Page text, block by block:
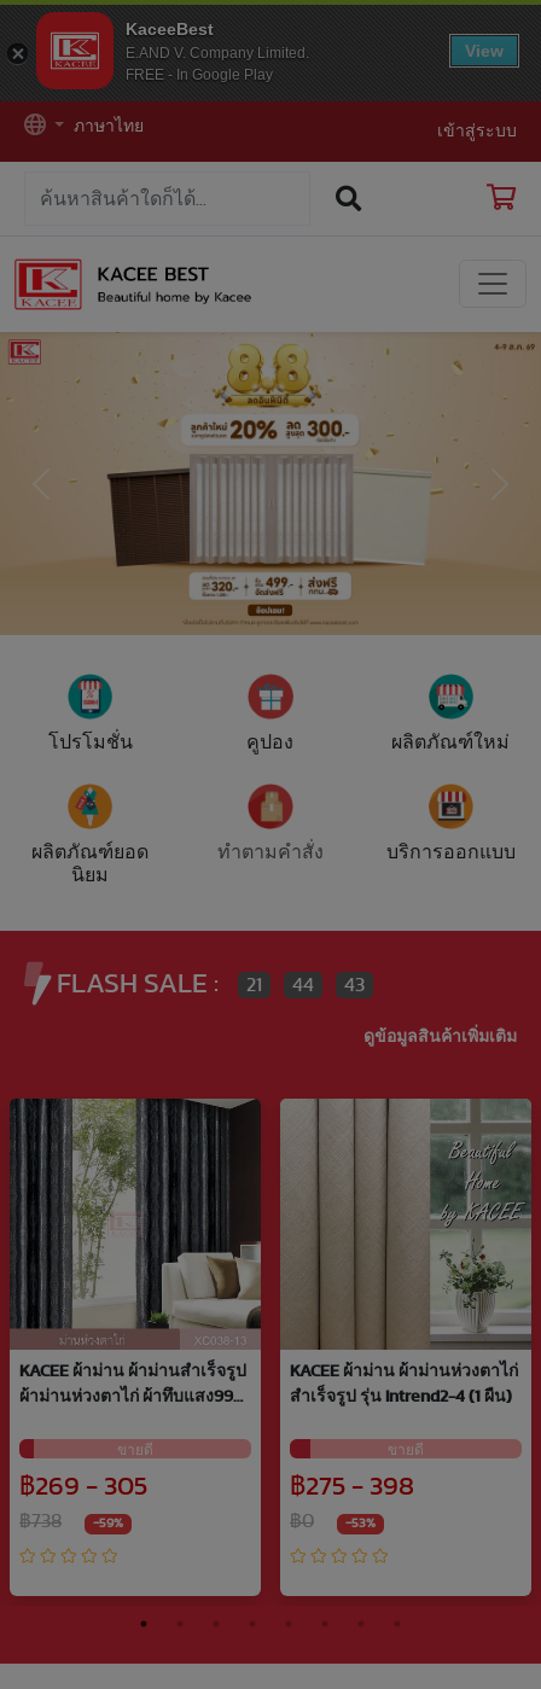
KaceeBest
E.AND V. Company Limited.
FREE - In Google Play
View
ภาษาไทย เข้าสู่ระบบ
โปรโมชั่น คูปอง ผลิตภัณฑ์ใหม่
ผลิตภัณฑ์ยอด
นิยม
ทำตามคำสั่ง บริการออกแบบ
FLASH SALE : 21 : 44 : 42
ดูข้อมูลสินค้าเพิ่มเติม
KACEE ผ้าม่าน ผ้าม่านสำเร็จรูป
ผ้าม่านห่วงตาไก่ ผ้าทึบแสง99%
ขายดี
฿269 - 305
฿738 -59%
KACEE ผ้าม่าน ผ้าม่านห่วงตาไก่
สำเร็จรูป รุ่น Intrend2-4 (1 ผืน)
ขายดี
฿275 - 398
฿0 -53%